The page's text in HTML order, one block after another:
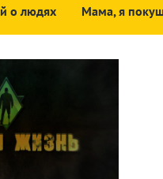
о людях Мама, я